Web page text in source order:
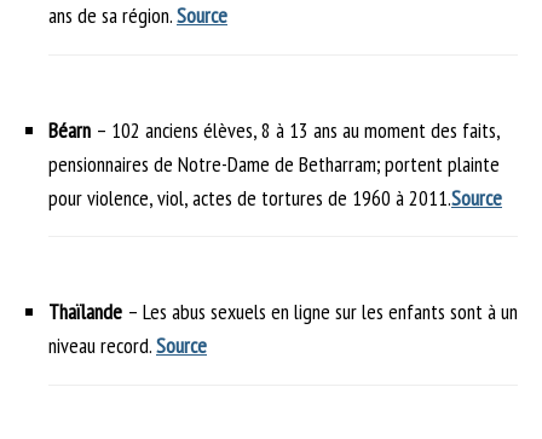
ans de sa région.Source
Béarn – 102 anciens élèves, 8 à 13 ans au moment des faits,
pensionnaires de Notre-Dame de Betharram; portent plainte
pour violence, viol, actes de tortures de 1960 à 2011.Source
Thaïlande – Les abus sexuels en ligne sur les enfants sont à un
niveau record.Source